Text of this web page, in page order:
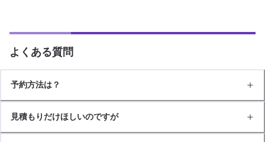
よくある質問
予約方法は？
見積もりだけほしいのですが